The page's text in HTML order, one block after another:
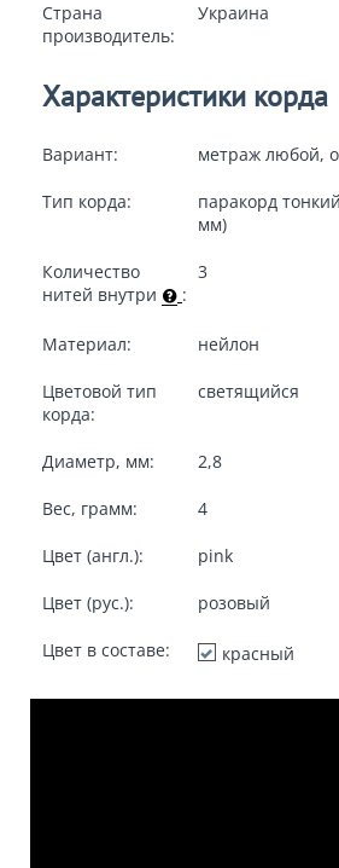
Страна
производитель:
Украина
Характеристики корда
Вариант: метраж любой,
Тип корда:
паракорд
мм)
Количество
нитей внутри
:
3
Материал: нейлон
Цветовой тип
корда:
светящийся
Диаметр, мм: 2,8
Вес, грамм: 4
Цвет (англ.): pink
Цвет (рус.): розовый
Цвет в составе: красный